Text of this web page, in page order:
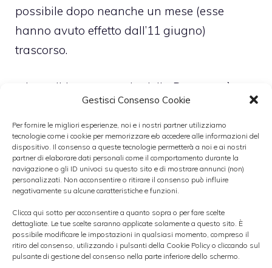
Gestisci Consenso Cookie
Per fornire le migliori esperienze, noi e i nostri partner utilizziamo
tecnologie come i cookie per memorizzare e/o accedere alle informazioni del
dispositivo. Il consenso a queste tecnologie permetterà a noi e ai nostri
partner di elaborare dati personali come il comportamento durante la
navigazione o gli ID univoci su questo sito e di mostrare annunci (non)
personalizzati. Non acconsentire o ritirare il consenso può influire
negativamente su alcune caratteristiche e funzioni.
Clicca qui sotto per acconsentire a quanto sopra o per fare scelte
dettagliate. Le tue scelte saranno applicate solamente a questo sito. È
possibile modificare le impostazioni in qualsiasi momento, compreso il
ritiro del consenso, utilizzando i pulsanti della Cookie Policy o cliccando sul
pulsante di gestione del consenso nella parte inferiore dello schermo.
possibile dopo neanche un mese (esse
hanno avuto effetto dall’11 giugno)
trascorso.
La politica monetaria della Bce resterà
accomodante per molto tempo
Sul fronte depositi di liquidità overnight
presso l’istituto di Francoforte da parte delle
banche commerciali con denaro in eccesso a
per incontrare tutti i requisiti di
capitalizzazione richiesti, spiega DailyFx la
situazione è migliorata poco rispetto alla